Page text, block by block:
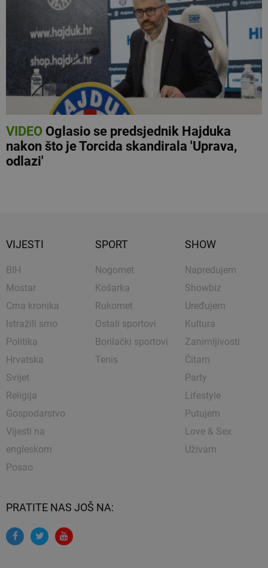
VIDEOOglasio se predsjednik Hajduka
nakon što je Torcida skandirala 'Uprava,
odlazi'
VIJESTI
BIH
Mostar
Crna kronika
Istražili smo
Politika
Hrvatska
Svijet
Religija
Gospodarstvo
Vijesti na
engleskom
Posao
SPORT
Nogomet
Košarka
Rukomet
Ostali sportovi
Borilački sportovi
Tenis
SHOW
Napredujem
Showbiz
Uređujem
Kultura
Zanimljivosti
Čitam
Party
Lifestyle
Putujem
Love & Sex
Uživam
PRATITE NAS JOŠ NA: